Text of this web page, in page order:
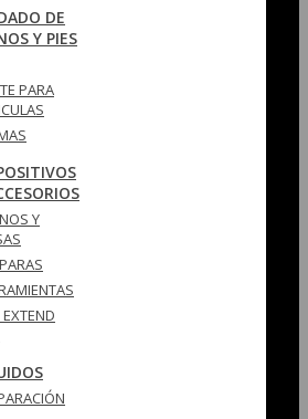
DE
Y PIES
PARA
Y